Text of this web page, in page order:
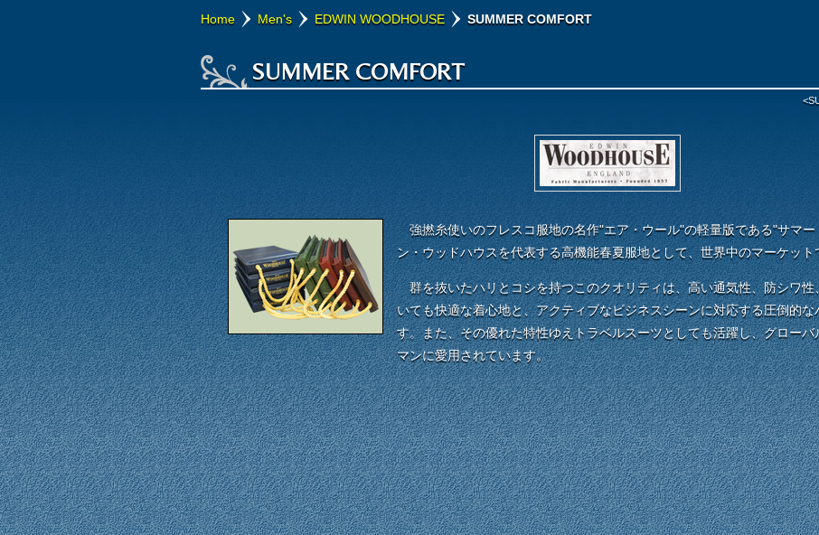
Home Men's EDWIN WOODHOUSE SUMMER COMFORT
DIGNITY
THE KNIGHT LIFE COLLECTION
SUMMER JACKETINGS
SUMMER COMFORT
強撚糸使いのフレスコ服地の名作"エア・ウール"の軽量版である"サマ
ン・ウッドハウスを代表する高機能春夏服地として、世界中のマーケッ
群を抜いたハリとコシを持つこのクオリティは、高い通気性、防シワ
いても快適な着心地と、アクティブなビジネスシーンに対応する圧倒的
す。また、その優れた特性ゆえトラベルスーツとしても活躍し、グロー
マンに愛用されています。